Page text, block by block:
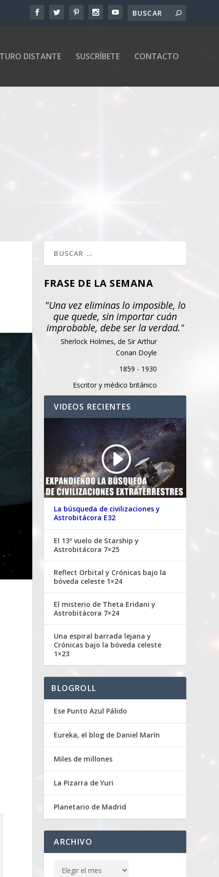
DISTANTE SUSCRÍBETE CONTACTO
FRASE DE LA SEMANA
"Una vez eliminas lo imposible, lo
que quede, sin importar cuán
improbable, debe ser la verdad."
Sherlock Holmes, de Sir Arthur
Conan Doyle
1859 - 1930
Escritor y médico británico
VIDEOS RECIENTES
La búsqueda de civilizaciones y
Astrobitácora E32
El 13º vuelo de Starship y
Astrobitácora 7×25
Reflect Orbital y Crónicas bajo la
bóveda celeste 1×24
El misterio de Theta Eridani y
Astrobitácora 7×24
Una espiral barrada lejana y
Crónicas bajo la bóveda celeste
1×23
BLOGROLL
Ese Punto Azul Pálido
Eureka, el blog de Daniel Marín
Miles de millones
La Pizarra de Yuri
Planetario de Madrid
ARCHIVO